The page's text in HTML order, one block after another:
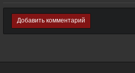
Добавить комментарий